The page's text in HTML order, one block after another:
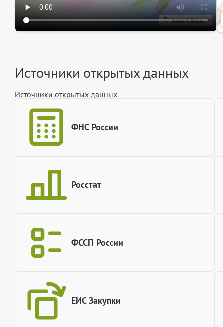
Источники открытых данных
Источники открытых данных
ФНС России
Росстат
ФССП России
ЕИС Закупки